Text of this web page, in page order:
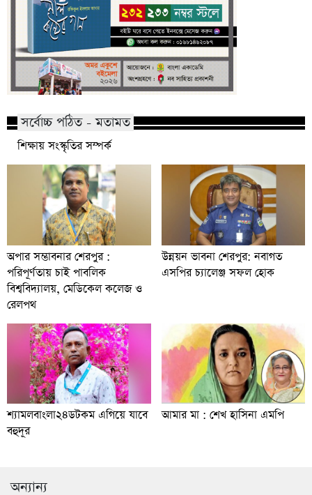
সর্বোচ্চ পঠিত - মতামত
শিক্ষায় সংস্কৃতির সম্পর্ক
অপার সম্ভাবনার শেরপুর :
পরিপূর্ণতায় চাই পাবলিক
বিশ্ববিদ্যালয়, মেডিকেল কলেজ ও
রেলপথ
উন্নয়ন ভাবনা শেরপুর: নবাগত
এসপির চ্যালেঞ্জ সফল হোক
শ্যামলবাংলা২৪ডটকম এগিয়ে যাবে
বহুদূর
আমার মা : শেখ হাসিনা এমপি
অন্যান্য